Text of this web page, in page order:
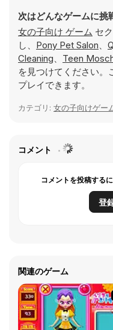
次はどんなゲームに挑
女の子向け ゲーム セ
し、 Pony Pet Salon、
Cleaning、 Teen
を見つけてください。
プレイできます。
カテゴリ: 女の子向けゲー
コメント
コメントを投稿する
登
関連のゲーム